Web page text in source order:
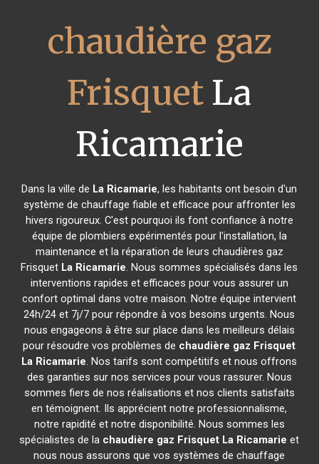
chaudière gaz
Frisquet La
Ricamarie
Dans la ville de La Ricamarie, les habitants ont besoin d'un
système de chauffage fiable et efficace pour affronter les
hivers rigoureux. C'est pourquoi ils font confiance à notre
équipe de plombiers expérimentés pour l'installation, la
maintenance et la réparation de leurs chaudières gaz
Frisquet La Ricamarie. Nous sommes spécialisés dans les
interventions rapides et efficaces pour vous assurer un
confort optimal dans votre maison. Notre équipe intervient
24h/24 et 7j/7 pour répondre à vos besoins urgents. Nous
nous engageons à être sur place dans les meilleurs délais
pour résoudre vos problèmes de chaudière gaz Frisquet
La Ricamarie. Nos tarifs sont compétitifs et nous offrons
des garanties sur nos services pour vous rassurer. Nous
sommes fiers de nos réalisations et nos clients satisfaits
en témoignent. Ils apprécient notre professionnalisme,
notre rapidité et notre disponibilité. Nous sommes les
spécialistes de la chaudière gaz Frisquet La Ricamarie et
nous nous assurons que vos systèmes de chauffage